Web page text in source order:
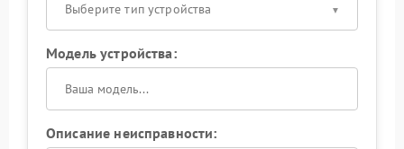
Выберите тип устройства
Модель устройства:
Описание неисправности: